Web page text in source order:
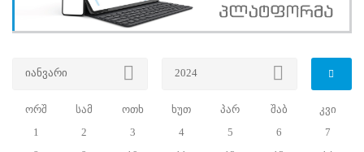
პარტნიორობა
საუბნო
იანვარი 2024
ორშ სამ ოთხ ხუთ პარ შაბ
კვი
1
2 3 4 5 6
7